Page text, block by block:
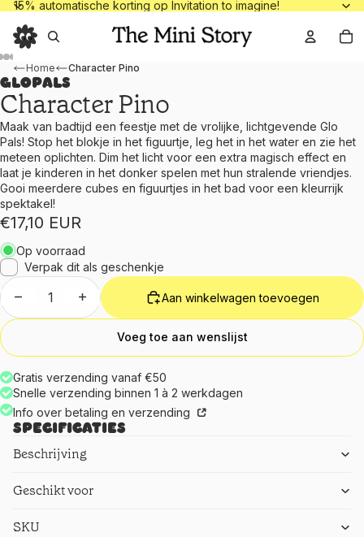
15% automatische korting op Invitation to imagine!
15% automatische korting op Invitation
Home Character Pino
Glopals
Character Pino
Maak van badtijd een feestje met de vrolijke, lichtgevende Glo
Pals! Stop het blokje in het figuurtje, leg het in het water en zie het
meteen oplichten. Dim het licht voor een extra magisch effect en
laat je kinderen in het donker spelen met hun stralende vriendjes.
Gooi meerdere cubes en figuurtjes in het bad voor een kleurrijk
spektakel!
€17,10 EUR
Op voorraad
Verpak dit als geschenkje
Aantal verlagenAantal verhogenAan winkelwagen toevoegen
Voeg toe aan wenslijst
Gratis verzending vanaf €50
Snelle verzending binnen 1 à 2 werkdagen
Info over betaling en verzending
Specificaties
Beschrijving
Geschikt voor
SKU